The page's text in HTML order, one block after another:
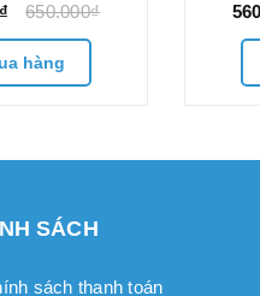
650.000₫
hàng
SÁCH
sách thanh toán